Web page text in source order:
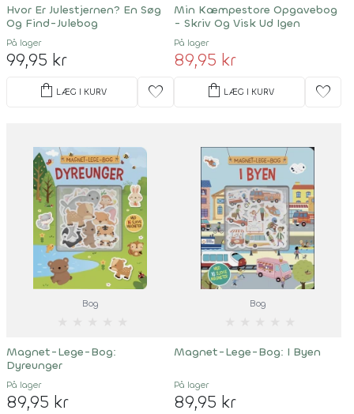
Hvor Er Julestjernen? En Søg
Og Find-Julebog
På lager
99,95 kr
shopping_bag LÆG I KURV favorite
Min Kæmpestore Opgavebog
- Skriv Og Visk Ud Igen
På lager
89,95 kr
shopping_bag LÆG I KURV favorite
Bog
Magnet-Lege-Bog:
Dyreunger
På lager
89,95 kr
Bog
Magnet-Lege-Bog: I Byen
På lager
89,95 kr